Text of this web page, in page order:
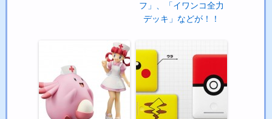
フ」、「イワンコ全力
デッキ」などが！！